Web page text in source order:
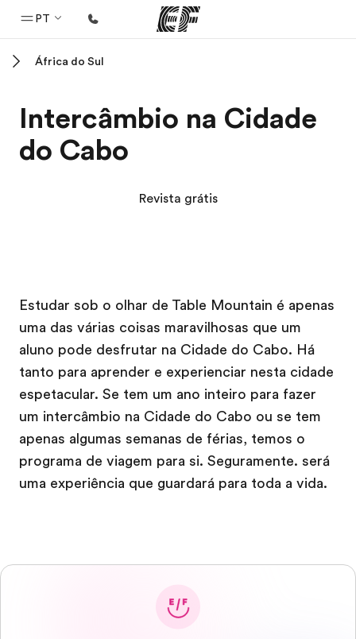
PT
Programas
Saiba tudo que oferecemos
Carreiras
Junte-se a nós
África do Sul
Intercâmbio na Cidade
do Cabo
Revista grátis
Estudar sob o olhar de Table Mountain é apenas
uma das várias coisas maravilhosas que um
aluno pode desfrutar na Cidade do Cabo. Há
tanto para aprender e experienciar nesta cidade
espetacular. Se tem um ano inteiro para fazer
um intercâmbio na Cidade do Cabo ou se tem
apenas algumas semanas de férias, temos o
programa de viagem para si. Seguramente. será
uma experiência que guardará para toda a vida.